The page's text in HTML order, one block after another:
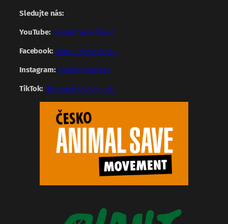
Sledujte nás:
YouTube: Animal Save Česko
Facebook: Animal Save Česko
Instagram: @animalsavecz
TikTok: @animal.save.movem